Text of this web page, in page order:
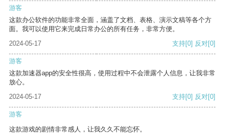
游客
这款办公软件的功能非常全面，涵盖了文档、表格、演示文稿等各个方
面。我可以使用它来完成日常办公的所有任务，非常方便。
2024-05-17
支持[0] 反对[0]
游客
这款加速器app的安全性很高，使用过程中不会泄露个人信息，让我非常
放心。
2024-05-17
支持[0] 反对[0]
游客
这款游戏的剧情非常感人，让我久久不能忘怀。